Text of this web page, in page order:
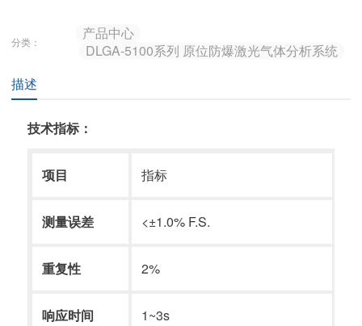
分类：
产品中心
DLGA-5100系列 原位防爆激光气体分析系统
描述
技术指标：
项目 指标
测量误差 <±1.0% F.S.
重复性 2%
响应时间 1~3s